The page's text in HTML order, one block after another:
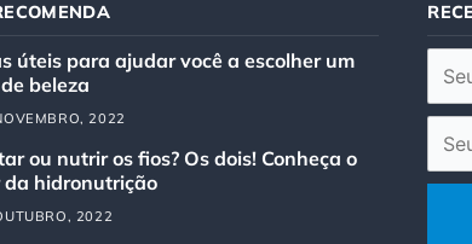
úteis para ajudar você a escolher um
beleza
2022
ou nutrir os fios? Os dois! Conheça o
da hidronutrição
2022